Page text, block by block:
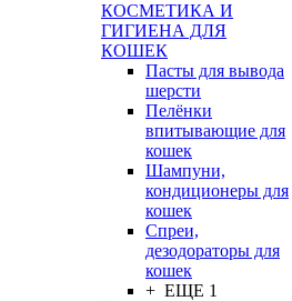
КОСМЕТИКА И
ГИГИЕНА ДЛЯ
КОШЕК
Пасты для вывода
шерсти
Пелёнки
впитывающие для
кошек
Шампуни,
кондиционеры для
кошек
Спреи,
дезодораторы для
кошек
+ ЕЩЕ 1